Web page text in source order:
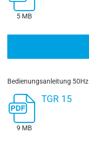
5 MB
Bedienungsanleitung 50Hz
9 MB
TGR 15